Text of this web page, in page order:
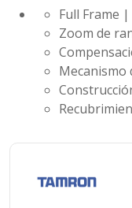
Full Frame
Zoom de
Mecanismo